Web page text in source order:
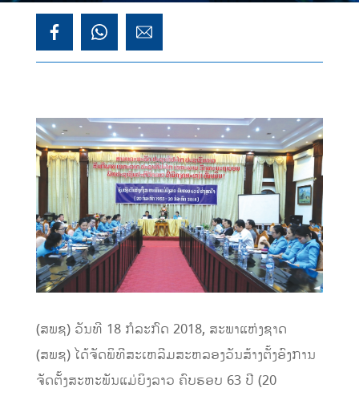
(ສພຊ) ວັນທີ 18 ກໍລະກົດ 2018, ສະພາແຫ່ງຊາດ
(ສພຊ) ໄດ້ຈັດພິທີສະເຫລີມສະຫລອງວັນສ້າງຕັ້ງອົງການ
ຈັດຕັ້ງສະຫະພັນແມ່ຍິງລາວ ຄົບຮອບ 63 ປີ (20